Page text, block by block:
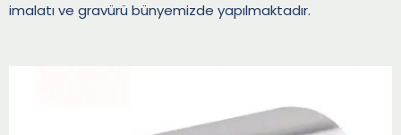
imalatı ve gravürü bünyemizde yapılmaktadır.